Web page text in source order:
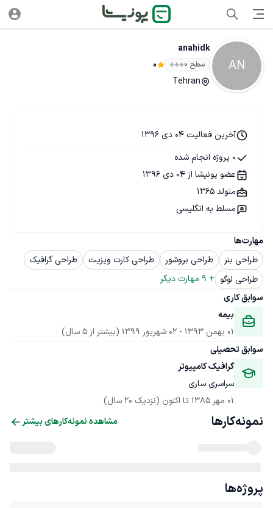
AN
anahidk
سطح ۰ 0
Tehran
مهارت‌ها
طراحی بنر
طراحی بروشور طراحی کارت ویزیت
طراحی گرافیک
طراحی لوگو +
9 مهارت دیگر
سوابق کاری
بیمه
01 بهمن 1393
- 02 شهریور 1399
(بیشتر از 5 سال)
سوابق تحصیلی
گرافیک کامپیوتر
سراسری ساری
01 مهر 1385
تا اکنون (نزدیک 20 سال)
آخرین فعالیت 04 دی 1396
0 پروژه انجام شده
عضو پونیشا از 04 دی 1396
متولد 1365
مسلط به انگلیسی
نمونه‌کارها مشاهده نمونه‌کارهای بیشتر
پروژه‌ها